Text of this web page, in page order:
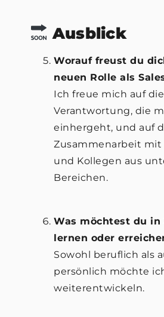
Ausblick
Worauf freust du
neuen Rolle als
Ich freue mich auf
Verantwortung, die
einhergeht, und auf
Zusammenarbeit mit
und Kollegen aus
Bereichen.
Was möchtest du in
lernen oder
Sowohl beruflich als
persönlich möchte
weiterentwickeln.